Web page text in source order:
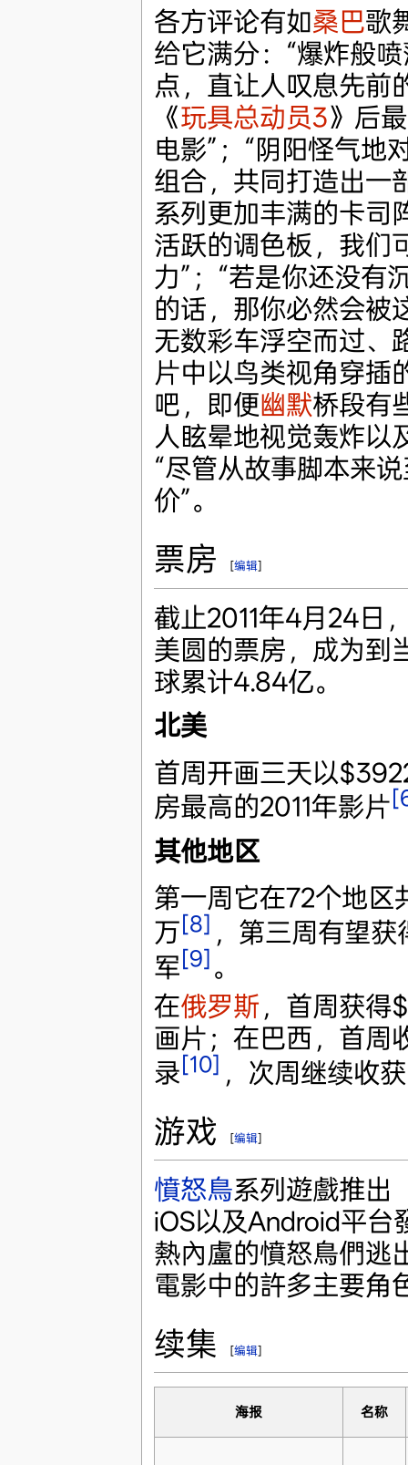
各方评论有如桑巴歌
给它满分：“爆炸般
点，直让人叹息先前
《玩具总动员3》后
电影”；“阴阳怪气地
组合，共同打造出一
系列更加丰满的卡司
活跃的调色板，我们
力”；“若是你还没有
的话，那你必然会被
无数彩车浮空而过、
片中以鸟类视角穿插
吧，即便幽默桥段有
人眩晕地视觉轰炸以
“尽管从故事脚本来
价”。
票房 [编辑]
截止2011年4月24日
美圆的票房，成为到
球累计4.84亿。
北美
首周开画三天以
房最高的2011年影片
其他地区
第一周它在72个地
万 [8] ，第三周有望
军 [9] 。
在俄罗斯，首周获得
画片；在巴西，首周
录 [10] ，次周继续收
游戏 [编辑]
憤怒鳥系列遊戲推出
iOS以及Android平台
熱內盧的憤怒鳥們逃
電影中的許多主要角
续集 [编辑]
海报 名称